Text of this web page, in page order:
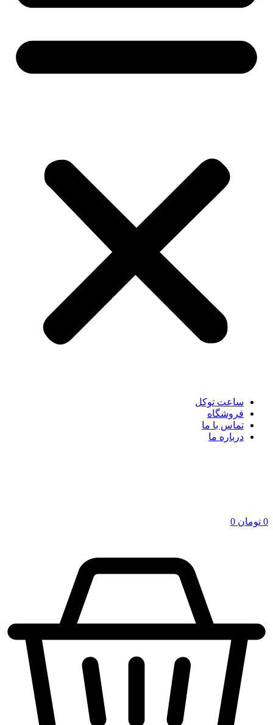
ساعت توکل
فروشگاه
تماس با ما
درباره ما
0 تومان 0